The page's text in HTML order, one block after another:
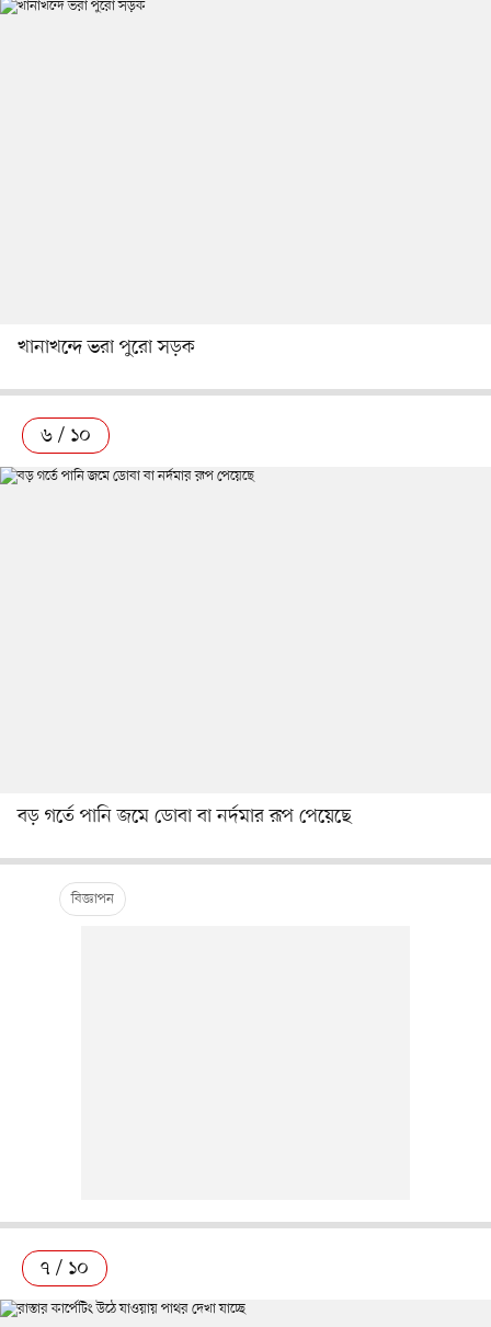
খানাখন্দে ভরা পুরো সড়ক
৬ / ১০
বড় গর্তে পানি জমে ডোবা বা নর্দমার রূপ পেয়েছে
৭ / ১০